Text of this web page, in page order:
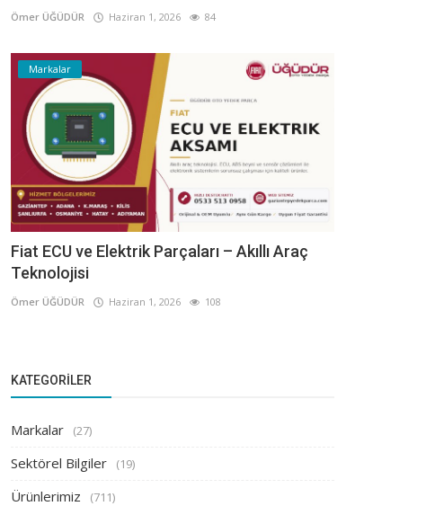
Ömer ÜĞÜDÜR Haziran 1, 2026 84
Markalar
Fiat ECU ve Elektrik Parçaları – Akıllı Araç
Teknolojisi
Ömer ÜĞÜDÜR Haziran 1, 2026 108
KATEGORILER
Markalar (27)
Sektörel Bilgiler (19)
Ürünlerimiz (711)